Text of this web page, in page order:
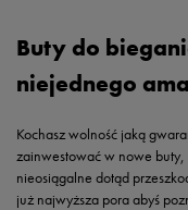
Buty do
niejednego
Kochasz wolność jaką
zainwestować w nowe
nieosiągalne dotąd
już najwyższa pora abyś